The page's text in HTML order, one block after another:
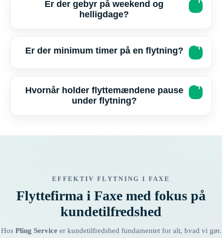
Er der gebyr på weekend og
helligdage?
Er der minimum timer på en flytning?
Hvornår holder flyttemændene pause
under flytning?
EFFEKTIV FLYTNING I FAXE
Flyttefirma i Faxe med fokus på
kundetilfredshed
Hos Pling Serviceer kundetilfredshed fundamentet for alt, hvad vi gør.